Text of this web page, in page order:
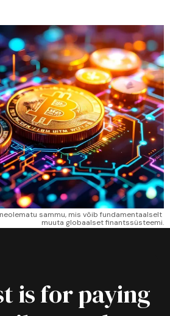
sammu, mis võib fundamentaalselt
muuta globaalset finantssüsteemi.
is for paying